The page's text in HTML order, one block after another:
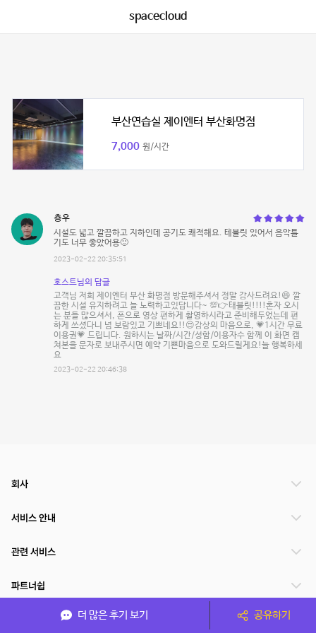
spacecloud
부산연습실 제이엔터 부산화명점
7,000 원/시간
춍우
시설도 넓고 깔끔하고 지하인데 공기도 쾌적해요. 테블릿 있어서 음악틀
기도 너무 좋았어용🙂
2023-02-22 20:35:51
호스트님의 답글
고객님 저희 제이엔터 부산 화명점 방문해주셔서 정말 감사드려요!😆 깔
끔한 시설 유지하려고 늘 노력하고있답니다~ 💯👉태블릿!!!!혼자 오시
는 분들 많으셔서, 폰으로 영상 편하게 촬영하시라고 준비해두었는데 편
하게 쓰셨다니 넘 보람있고 기쁘네요!!😍감상의 마음으로, 💗1시간 무료
이용권💗 드립니다. 원하시는 날짜/시간/성함/이용자수 함께 이 화면 캡
쳐본을 문자로 보내주시면 예약 기쁜마음으로 도와드릴게요!늘 행복하세
요
2023-02-22 20:46:38
더 많은 후기 보기 공유하기
회사
서비스 안내
관련 서비스
파트너쉽
서비스 제공 국가